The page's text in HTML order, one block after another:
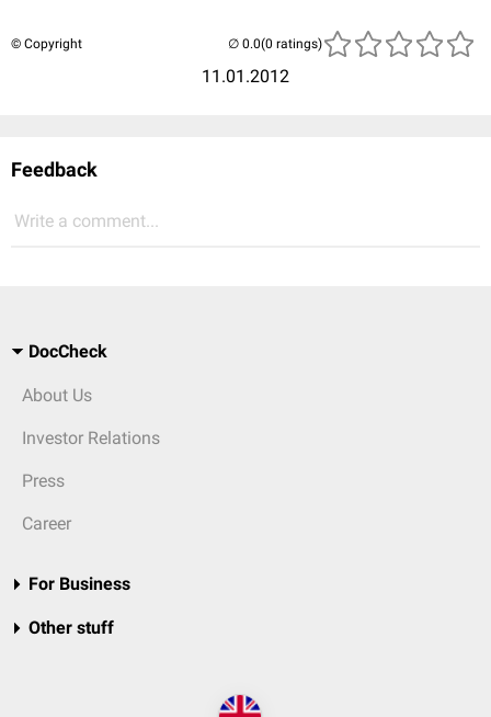
© Copyright
11.01.2012
(0 ratings)
Feedback
Write a comment...
DocCheck
About Us
Investor Relations
Press
Career
For Business
Other stuff